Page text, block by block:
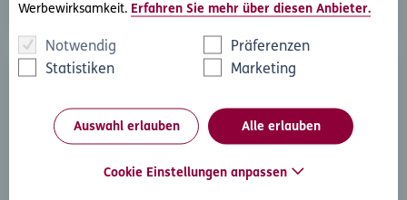
Werbewirksamkeit. Erfahren Sie mehr über diesen Anbieter.
Notwendig
Präferenzen
Statistiken
Marketing
Auswahl erlauben Alle erlauben
Cookie Einstellungen anpassen
Inkasso-Rechtsschutz